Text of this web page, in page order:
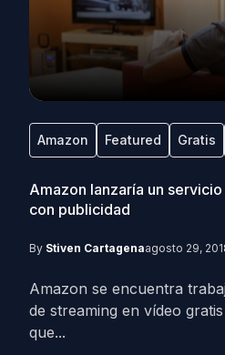
Amazon Featured Gratis
Amazon lanzaría un
con publicidad
By Stiven Cartagenaagosto 29,
Amazon se encuentra
de streaming en vídeo
que...